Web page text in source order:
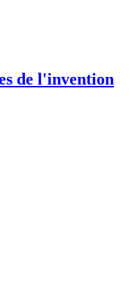
de l'invention